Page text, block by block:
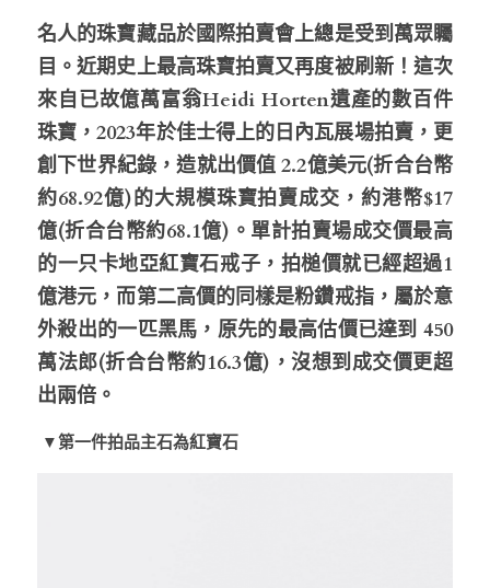
名人的珠寶藏品於國際拍賣會上總是受到萬眾矚
目。近期史上最高珠寶拍賣又再度被刷新！這次
來自已故億萬富翁Heidi Horten遺產的數百件
珠寶，2023年於佳士得上的日內瓦展場拍賣，更
創下世界紀錄，造就出價值 2.2億美元(折合台幣
約68.92億)的大規模珠寶拍賣成交，約港幣$17
億(折合台幣約68.1億)。單計拍賣場成交價最高
的一只卡地亞紅寶石戒子，拍槌價就已經超過1
億港元，而第二高價的同樣是粉鑽戒指，屬於意
外殺出的一匹黑馬，原先的最高估價已達到 450
萬法郎(折合台幣約16.3億)，沒想到成交價更超
出兩倍。
▼第一件拍品主石為紅寶石